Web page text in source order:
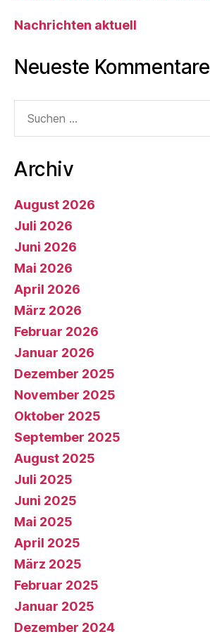
Nachrichten aktuell
Neueste Kommentare
nach:
Archiv
August 2026
Juli 2026
Juni 2026
Mai 2026
April 2026
März 2026
Februar 2026
Januar 2026
Dezember 2025
November 2025
Oktober 2025
September 2025
August 2025
Juli 2025
Juni 2025
Mai 2025
April 2025
März 2025
Februar 2025
Januar 2025
Dezember 2024